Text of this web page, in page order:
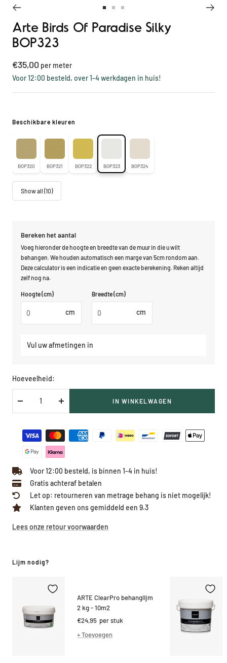
naarnaarnaar
Arte Birds Of Paradise Silky
BOP323
Kortings
prijs
€35,00 per meter
Voor 12:00 besteld, over 1-4 werkdagen in huis!
Bereken het aantal
Voeg hieronder de hoogte en breedte van de muur in die u wilt
behangen. We houden automatisch een marge van 5cm rondom aan.
Deze calculator is een indicatie en geen exacte berekening. Reken altijd
zelf nog na.
Hoogte (cm)
cm
Breedte (cm)
cm
Vul uw afmetingen in
Beschikbare kleuren
BOP320 BOP321 BOP322 BOP323 BOP324
Show all (10)
Hoeveelheid:
Verlaag
Verhoog
IN WINKELWAGEN
Voor 12:00 besteld, is binnen 1-4 in huis!
Gratis achteraf betalen
Let op: retourneren van metrage behang is niet mogelijk!
Klanten geven ons gemiddeld een 9.3
Lees onze retour voorwaarden
Lijm nodig?
ARTE ClearPro behanglijm
2 kg - 10m2
Kortings
prijs
€24,95 per stuk
+ Toevoegen